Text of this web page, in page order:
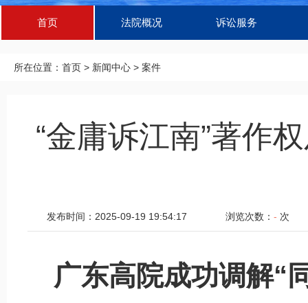
首页 法院概况 诉讼服务
所在位置： 首页 > 新闻中心 > 案件
“金庸诉江南”著作
发布时间：2025-09-19 19:54:17 浏览次数： - 次
广东高院成功调解“